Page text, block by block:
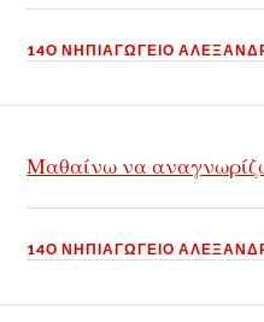
14Ο ΝΗΠΙΑΓΩΓΕΙΟ
Μαθαίνω να
14Ο ΝΗΠΙΑΓΩΓΕΙΟ